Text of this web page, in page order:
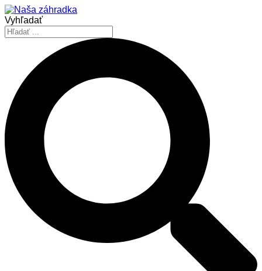
Vyhľadať